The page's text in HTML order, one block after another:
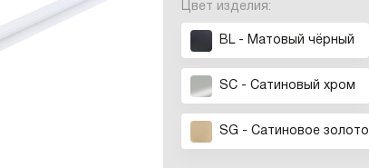
Цвет изделия:
BL - Матовый чёрный
SC - Сатиновый хром
SG - Сатиновое золото